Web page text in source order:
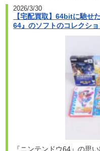
2026/3/30
【宅配買取】64bitに馳せ
64』のソフトのコレクシ
『ニンテンドウ64』の思